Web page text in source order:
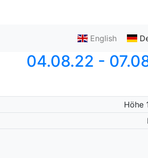
English
04.08.22 -
Höhe